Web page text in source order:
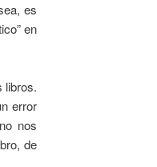
es
en
libros.
error
nos
de